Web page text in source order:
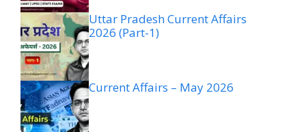
Uttar Pradesh Current Affairs
2026 (Part-1)
Current Affairs – May 2026